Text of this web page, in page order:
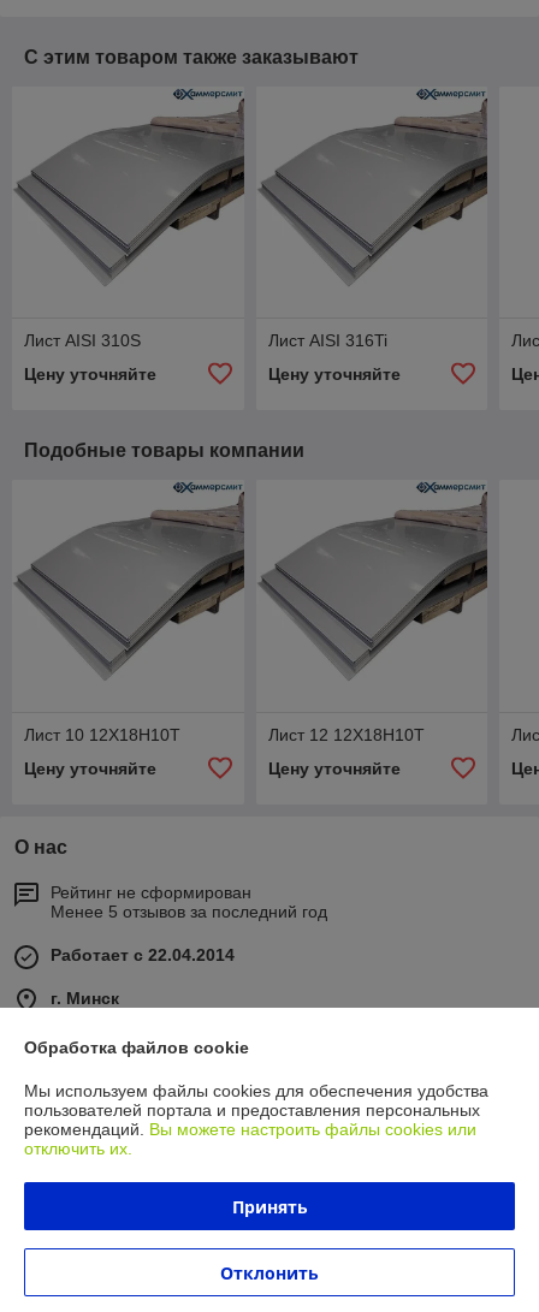
С этим товаром также заказывают
Лист AISI 310S
Цену уточняйте
Лист AISI 316Ti
Цену уточняйте
Подобные товары компании
Лист 10 12Х18Н10Т
Цену уточняйте
Лист 12 12Х18Н10Т
Цену уточняйте
О нас
Рейтинг не сформирован
Менее 5 отзывов за последний год
Работает с 22.04.2014
г. Минск
Контакты
Сегодня работает с 08:30 до 17:00
Показать весь график работы
У компании пока нет отзывов, добавьте первый
Обработка файлов cookie
Мы используем файлы cookies для обеспечения удобства
пользователей портала и предоставления персональных
рекомендаций. Вы можете настроить файлы cookies или
отключить их.
Принять
Отклонить